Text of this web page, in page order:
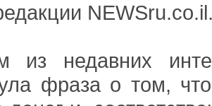
недавних
фраза о том,